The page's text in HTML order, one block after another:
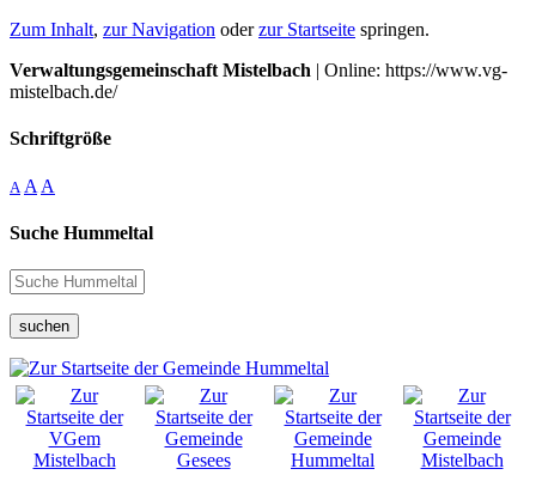
Zum Inhalt, zur Navigation oderzur Startseite springen.
Verwaltungsgemeinschaft Mistelbach | Online: https://www.vg-
mistelbach.de/
Schriftgröße
A A A
Suche Hummeltal
suchen